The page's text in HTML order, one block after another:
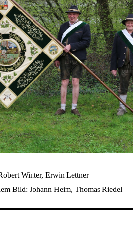
Winter, Erwin Lettner
Bild: Johann Heim, Thomas Riedel